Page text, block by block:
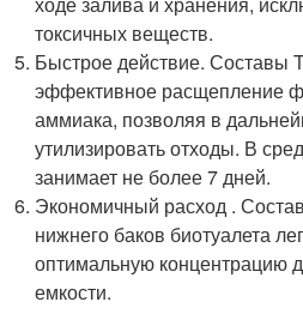
токсичных веществ.
Быстрое действие. Составы
эффективное расщепление
аммиака, позволяя в
утилизировать отходы. В
занимает не более 7 дней.
Экономичный расход .
нижнего баков биотуалета
оптимальную концентрацию
емкости.